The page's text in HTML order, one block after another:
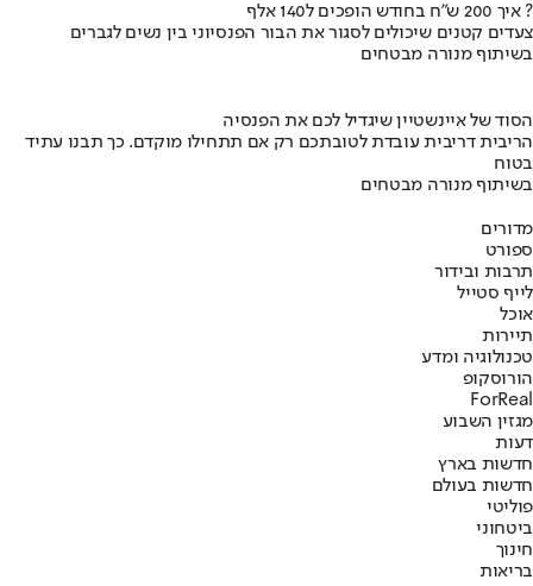
איך 200 ש"ח בחודש הופכים ל140 אלף ?
צעדים קטנים שיכולים לסגור את הבור הפנסיוני בין נשים לגברים
בשיתוף מנורה מבטחים
הסוד של איינשטיין שיגדיל לכם את הפנסיה
הריבית דריבית עובדת לטובתכם רק אם תתחילו מוקדם. כך תבנו עתיד
בטוח
בשיתוף מנורה מבטחים
מדורים
ספורט
תרבות ובידור
לייף סטייל
אוכל
תיירות
טכנולוגיה ומדע
הורוסקופ
ForReal
מגזין השבוע
דעות
חדשות בארץ
חדשות בעולם
פוליטי
ביטחוני
חינוך
בריאות